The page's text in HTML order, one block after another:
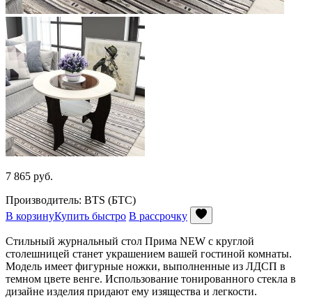
7 865 руб.
Производитель: BTS (БТС)
В корзинуКупить быстро В рассрочку
Стильный журнальный стол Прима NEW с круглой
столешницей станет украшением вашей гостиной комнаты.
Модель имеет фигурные ножки, выполненные из ЛДСП в
темном цвете венге. Использование тонированного стекла в
дизайне изделия придают ему изящества и легкости.